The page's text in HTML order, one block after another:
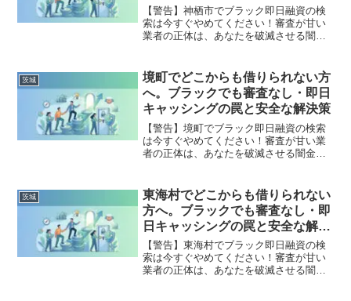
策
【警告】神栖市でブラック即日融資の検
索は今すぐやめてください！審査が甘い
業者の正体は、あなたを破滅させる闇金
市で違法業者を避け、借金地獄から抜け
出した方々の実体験と確実な解決策を完
全公開。
茨城
境町でどこからも借りられない方
へ。ブラックでも審査なし・即日
キャッシングの罠と安全な解決策
【警告】境町でブラック即日融資の検索
は今すぐやめてください！審査が甘い業
者の正体は、あなたを破滅させる闇金で
違法業者を避け、借金地獄から抜け出し
た方々の実体験と確実な解決策を完全公
開。
茨城
東海村でどこからも借りられない
方へ。ブラックでも審査なし・即
日キャッシングの罠と安全な解決
策
【警告】東海村でブラック即日融資の検
索は今すぐやめてください！審査が甘い
業者の正体は、あなたを破滅させる闇金